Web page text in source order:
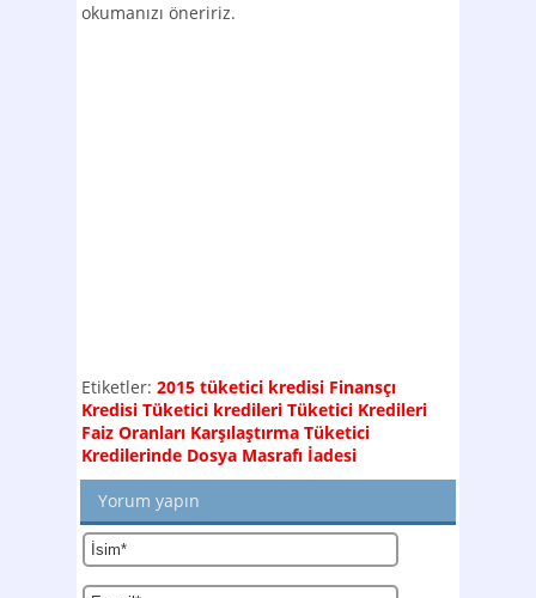
okumanızı öneririz.
Etiketler: 2015 tüketici kredisi Finansçı
Kredisi Tüketici kredileri Tüketici Kredileri
Faiz Oranları Karşılaştırma Tüketici
Kredilerinde Dosya Masrafı İadesi
Yorum yapın